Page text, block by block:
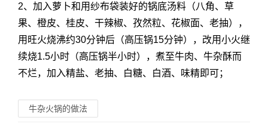
2、加入萝卜和用纱布袋装好的锅底汤料（八角、草
果、橙皮、桂皮、干辣椒、孜然粒、花椒面、老抽），
用旺火烧沸约30分钟后（高压锅15分钟），改用小火继
续烧1.5小时（高压锅半小时），煮至牛肉、牛杂酥而
不烂，加入精盐、老抽、白糖、白酒、味精即可；
牛杂火锅的做法